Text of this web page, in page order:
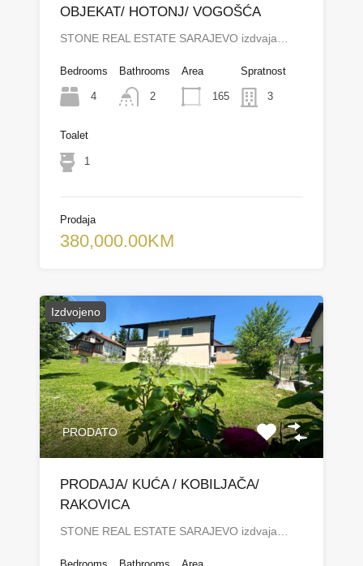
OBJEKAT/ HOTONJ/ VOGOŠĆA
STONE REAL ESTATE SARAJEVO izdvaja…
Bedrooms
4
Bathrooms
2
Area
165
Spratnost
3
Toalet
1
Prodaja
380,000.00KM
Izdvojeno
PRODATO
PRODAJA/ KUĆA / KOBILJAČA/
RAKOVICA
STONE REAL ESTATE SARAJEVO izdvaja…